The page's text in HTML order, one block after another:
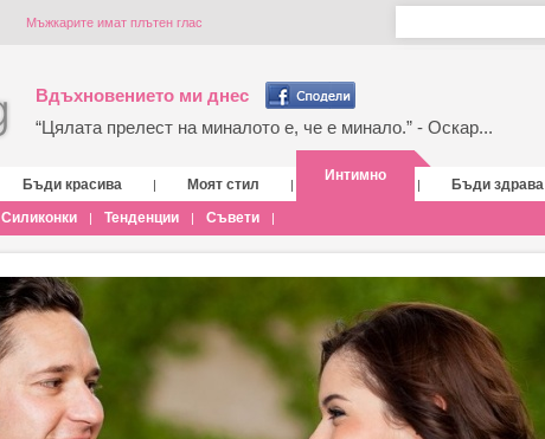
Мъжкарите имат плътен глас
Вдъхновението ми днес
“Цялата прелест на миналото е, че е минало.” - Оскар...
Бъди красива | Моят стил |
Интимно
| Бъди здрава
Силиконки | Тенденции | Съвети |